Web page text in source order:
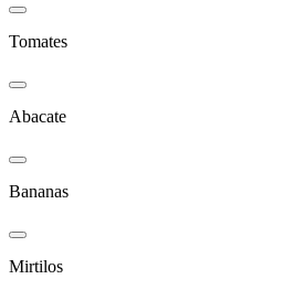
Tomates
Abacate
Bananas
Mirtilos